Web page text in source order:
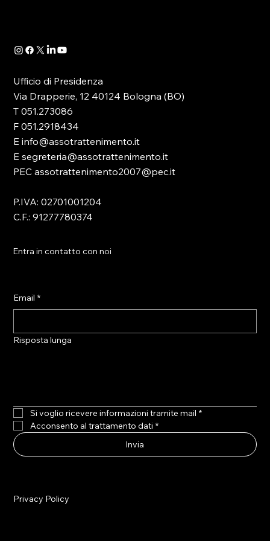
Ufficio di Presidenza
Via Drapperie, 12 40124 Bologna (BO)
T 051.273086
F 051.2918434
E info@assotrattenimento.it
E segreteria@assotrattenimento.it
PEC assotrattenimento2007@pec.it
P.IVA: 02701001204
C.F.: 91277780374
Entra in contatto con noi
Email *
Risposta lunga
Si voglio ricevere informazioni tramite mail *
Acconsento al trattamento dati *
Invia
Privacy Policy